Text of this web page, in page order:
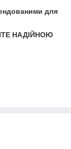
для
НАДІЙНОЮ